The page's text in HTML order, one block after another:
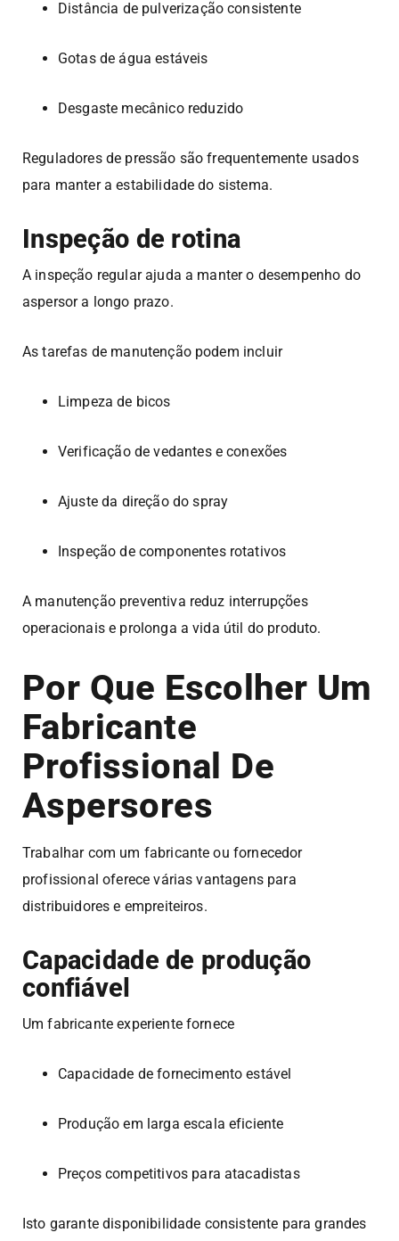
Distância de pulverização consistente
Gotas de água estáveis
Desgaste mecânico reduzido
Reguladores de pressão são frequentemente usados
para manter a estabilidade do sistema.
Inspeção de rotina
A inspeção regular ajuda a manter o desempenho do
aspersor a longo prazo.
As tarefas de manutenção podem incluir
Limpeza de bicos
Verificação de vedantes e conexões
Ajuste da direção do spray
Inspeção de componentes rotativos
A manutenção preventiva reduz interrupções
operacionais e prolonga a vida útil do produto.
Por Que Escolher Um
Fabricante
Profissional De
Aspersores
Trabalhar com um fabricante ou fornecedor
profissional oferece várias vantagens para
distribuidores e empreiteiros.
Capacidade de produção
confiável
Um fabricante experiente fornece
Capacidade de fornecimento estável
Produção em larga escala eficiente
Preços competitivos para atacadistas
Isto garante disponibilidade consistente para grandes